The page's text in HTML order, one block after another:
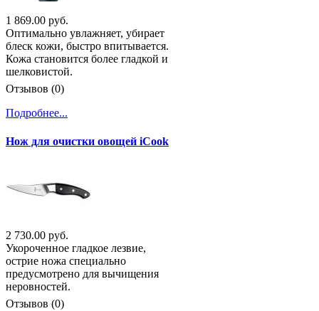
1 869.00 руб.
Оптимально увлажняет, убирает
блеск кожи, быстро впитывается.
Кожа становится более гладкой и
шелковистой.
Отзывов (0)
Подробнее...
Нож для очистки овощей iCook
2 730.00 руб.
Укороченное гладкое лезвие,
острие ножа специально
предусмотрено для вычищения
неровностей.
Отзывов (0)